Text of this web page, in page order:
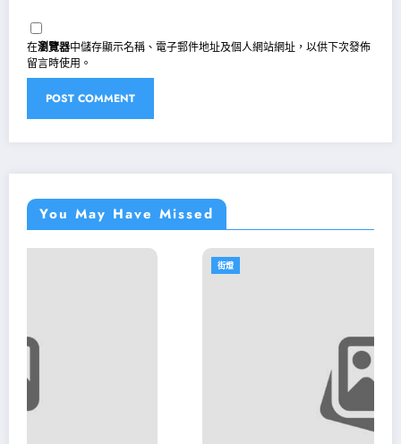
在瀏覽器中儲存顯示名稱、電子郵件地址及個人網站網址，以供下次發佈
留言時使用。
You May Have Missed